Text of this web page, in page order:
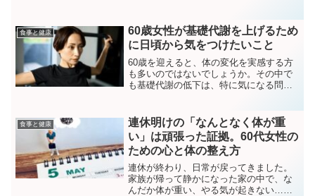
ょっとした工夫を取り入れるだけで、疲
れにくい体を作ることが...
食事と健康
60歳女性が基礎代謝を上げるため
に日頃から気をつけたいこと
60歳を迎えると、体の変化を実感する方
も多いのではないでしょうか。その中で
も基礎代謝の低下は、特に気になる問題
し、年齢とともに徐々に低下していきま
す。基礎代謝が下がると、...
食事と健康
連休明けの「なんとなく体が重
い」は頑張った証拠。60代女性の
ための心と体の整え方
連休が終わり、日常が戻ってきました。
家族が帰って静かになった家の中で、な
んだか体が重い、やる気が起きない……